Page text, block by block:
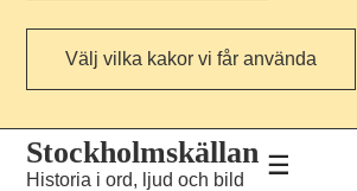
Välj vilka kakor vi får använda
navigationen
huvudinnehållet
Stockholmskällan
Historia i ord, ljud och bild